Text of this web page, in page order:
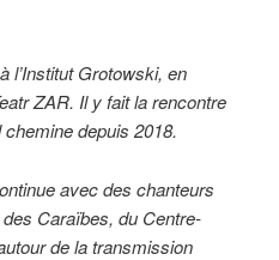
l’Institut Grotowski, en
ZAR. Il y fait la rencontre
depuis 2018.
avec des chanteurs
Caraïbes, du Centre-
de la transmission